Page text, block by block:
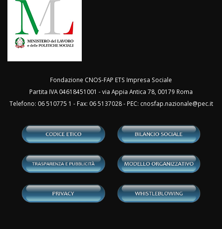
Fondazione CNOS-FAP ETS Impresa Sociale
Partita IVA 04618451001 - via Appia Antica 78, 00179 Roma
Telefono: 06 510775 1 - Fax: 06 5137028 - PEC: cnosfap.nazionale@pec.it